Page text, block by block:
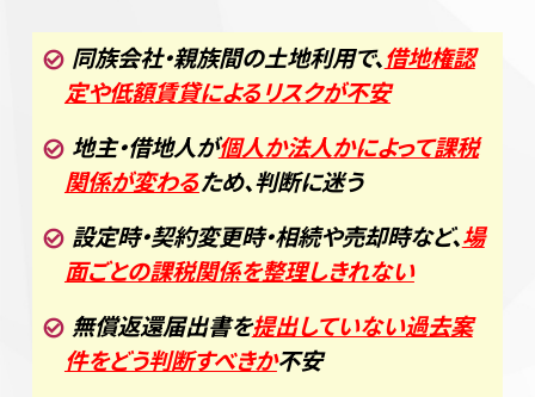
同族会社・親族間の土地利用で、借地権認
定や低額賃貸によるリスクが不安
地主・借地人が個人か法人かによって課税
関係が変わるため、判断に迷う
設定時・契約変更時・相続や売却時など、場
面ごとの課税関係を整理しきれない
無償返還届出書を提出していない過去案
件をどう判断すべきか不安